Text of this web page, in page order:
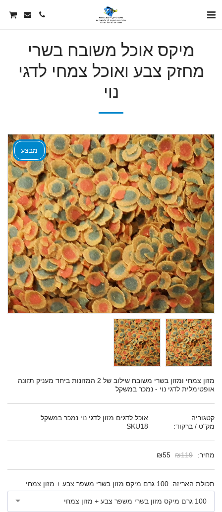
מיקס אוכל משובח בשרי
מחזק צבע ואוכל צמחי לדגי
נוי
מבצע
מזון צמחי ומזון בשרי משובח שילוב של 2 המזונות ביחד מעניק תזונה
אופטימלית לדגי נוי - נמכר במשקל
קטגוריה:
אוכל לדגים מזון לדגי נוי נמכר במשקל
מק"ט / ברקוד:
מחיר: ₪119
₪55
תכולת האריזה: 100 גרם מיקס מזון בשרי משפר צבע + מזון צמחי
100 גרם מיקס מזון בשרי משפר צבע + מזון צמחי